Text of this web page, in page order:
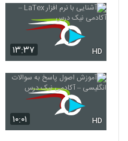
۱۳:۳۷ HD
۱۰:۰۱ HD